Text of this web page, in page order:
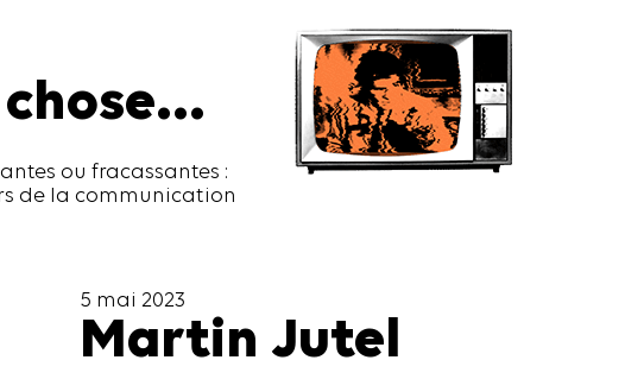
ou fracassantes :
de la communication
5 mai 2023
Martin Jutel